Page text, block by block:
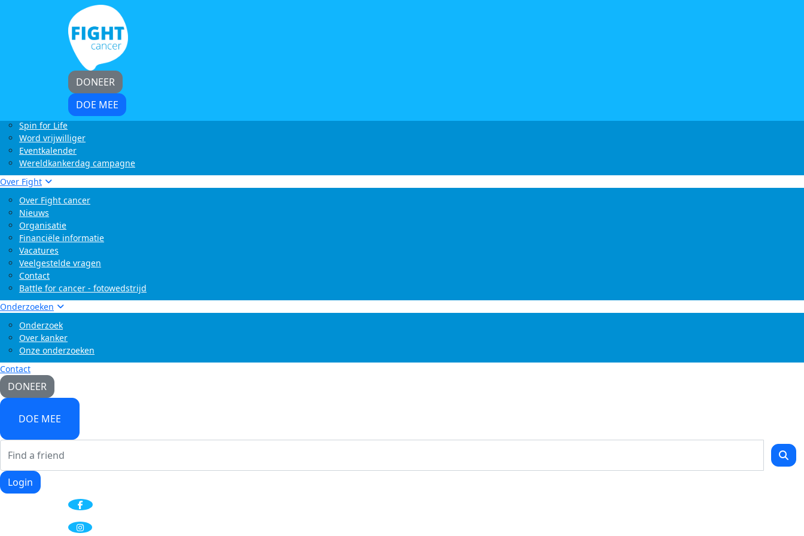
Start zelf een actie
Light at Night Walk
Rollercoaster Run
Swim to Fight Cancer
Buffelrun X Fight cancer
Tocht om de Noord
Spin for Life
Word vrijwilliger
Eventkalender
Wereldkankerdag campagne
Over Fight
Over Fight cancer
Nieuws
Organisatie
Financiële informatie
Vacatures
Veelgestelde vragen
Contact
Battle for cancer - fotowedstrijd
Onderzoeken
Onderzoek
Over kanker
Onze onderzoeken
Contact
DONEER
DOE MEE
Login
DONEER
DOE MEE